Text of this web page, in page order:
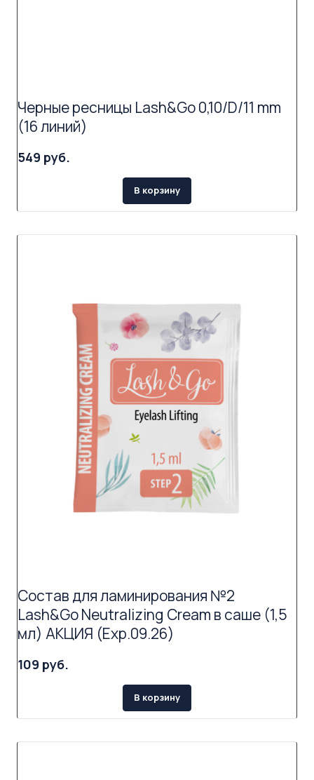
Черные ресницы Lash&Go 0,10/D/11 mm
(16 линий)
549 руб.
В корзину
Состав для ламинирования №2
Lash&Go Neutralizing Cream в саше (1,5
мл) АКЦИЯ (Exp.09.26)
109 руб.
В корзину